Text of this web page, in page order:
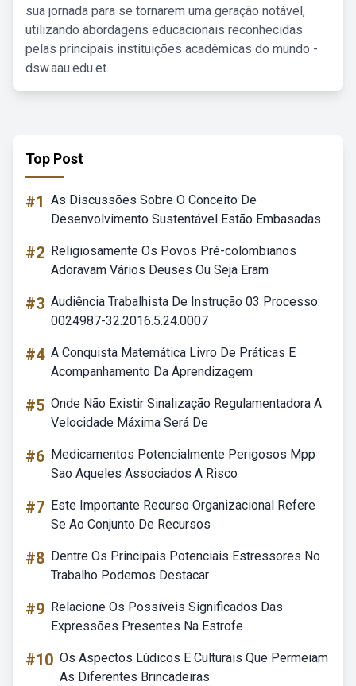
sua jornada para se tornarem uma geração notável,
utilizando abordagens educacionais reconhecidas
pelas principais instituições acadêmicas do mundo -
dsw.aau.edu.et.
Top Post
#1 As Discussões Sobre O Conceito De
Desenvolvimento Sustentável Estão Embasadas
#2 Religiosamente Os Povos Pré-colombianos
Adoravam Vários Deuses Ou Seja Eram
#3 Audiência Trabalhista De Instrução 03 Processo:
0024987-32.2016.5.24.0007
#4 A Conquista Matemática Livro De Práticas E
Acompanhamento Da Aprendizagem
#5 Onde Não Existir Sinalização Regulamentadora A
Velocidade Máxima Será De
#6 Medicamentos Potencialmente Perigosos Mpp
Sao Aqueles Associados A Risco
#7 Este Importante Recurso Organizacional Refere
Se Ao Conjunto De Recursos
#8 Dentre Os Principais Potenciais Estressores No
Trabalho Podemos Destacar
#9 Relacione Os Possíveis Significados Das
Expressões Presentes Na Estrofe
#10 Os Aspectos Lúdicos E Culturais Que Permeiam
As Diferentes Brincadeiras